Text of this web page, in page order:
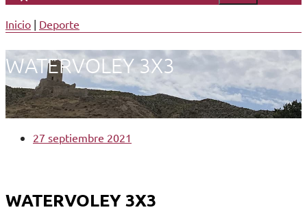
Inicio | Deporte
WATERVOLEY 3X3
27 septiembre 2021
WATERVOLEY 3X3